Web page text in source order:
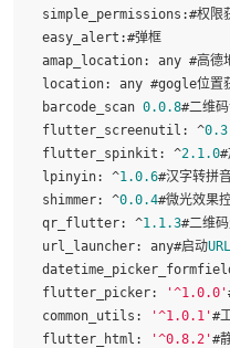
simple_permissions :#权限
easy_alert :#弹框
amap_location: any #高德
location: any #gogle位置
  barcode_scan
0.0.8#二维码
flutter_screenutil : ^0.3
flutter_spinkit : ^2.1.0#
lpinyin: ^1.0.6#汉字转拼
shimmer: ^0.0.4#微光效果
qr_flutter: ^1.1.3#二维
url_launcher: any#启动URL
flutter_picker: '^1.0.0'
common_utils : '^1.0.1'#
flutter_html : '^0.8.2'#